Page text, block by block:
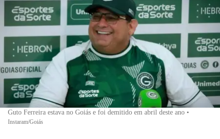
Guto Ferreira estava no Goiás e foi demitido em abril deste ano •
Instaram/Goiás